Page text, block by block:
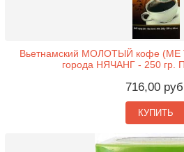
Вьетнамский МОЛОТЫЙ кофе (ME
города НЯЧАНГ - 250 гр.
716,00
КУПИТЬ